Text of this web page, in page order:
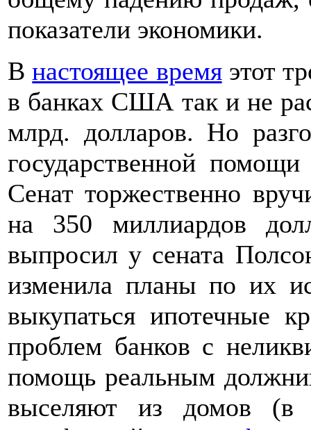
показатели экономики.
Внастоящее времяэтот
в банках США так и не
млрд. долларов. Но
государственной
Сенат торжественно
на 350 миллиардов
выпросил у сената
изменила планы по их
выкупаться ипотечные
проблем банков с
помощь реальным
выселяют из домов (в